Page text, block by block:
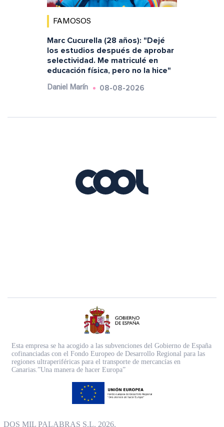
FAMOSOS
Marc Cucurella (28 años): "Dejé
los estudios después de aprobar
selectividad. Me matriculé en
educación física, pero no la hice"
Daniel Marín 08-08-2026
Esta empresa se ha acogido a las subvenciones del Gobierno de España
cofinanciadas con el Fondo Europeo de Desarrollo Regional para las
regiones ultraperiféricas para el transporte de mercancías en
Canarias.”Una manera de hacer Europa”
DOS MIL PALABRAS S.L. 2026.